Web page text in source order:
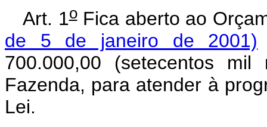
Art. 1oFica aberto ao
de 5 de janeiro de 2001)
700.000,00 (setecentos
Fazenda, para atender à
Lei.